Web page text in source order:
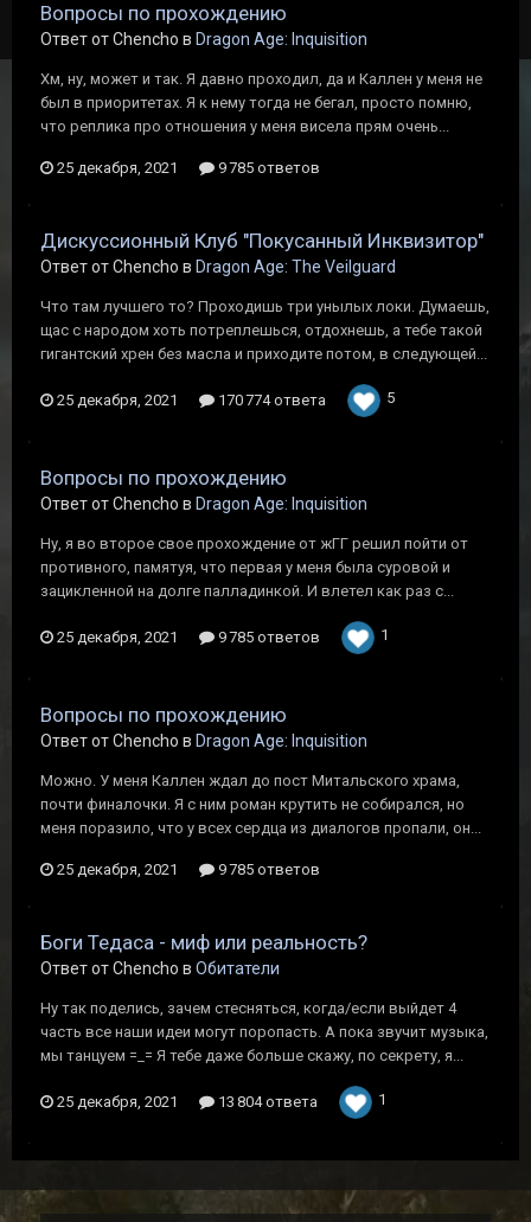
Вопросы по прохождению
Ответ от Chencho в Dragon Age: Inquisition
Хм, ну, может и так. Я давно проходил, да и Каллен у меня не
был в приоритетах. Я к нему тогда не бегал, просто помню,
что реплика про отношения у меня висела прям очень...
25 декабря, 2021 9 785 ответов
Дискуссионный Клуб "Покусанный Инквизитор"
Ответ от Chencho в Dragon Age: The Veilguard
Что там лучшего то? Проходишь три унылых локи. Думаешь,
щас с народом хоть потреплешься, отдохнешь, а тебе такой
гигантский хрен без масла и приходите потом, в следующей...
25 декабря, 2021 170 774 ответа 5
Вопросы по прохождению
Ответ от Chencho в Dragon Age: Inquisition
Ну, я во второе свое прохождение от жГГ решил пойти от
противного, памятуя, что первая у меня была суровой и
зацикленной на долге палладинкой. И влетел как раз с...
25 декабря, 2021 9 785 ответов 1
Вопросы по прохождению
Ответ от Chencho в Dragon Age: Inquisition
Можно. У меня Каллен ждал до пост Митальского храма,
почти финалочки. Я с ним роман крутить не собирался, но
меня поразило, что у всех сердца из диалогов пропали, он...
25 декабря, 2021 9 785 ответов
Боги Тедаса - миф или реальность?
Ответ от Chencho в Обитатели
Ну так поделись, зачем стесняться, когда/если выйдет 4
часть все наши идеи могут поропасть. А пока звучит музыка,
мы танцуем =_= Я тебе даже больше скажу, по секрету, я...
25 декабря, 2021 13 804 ответа 1